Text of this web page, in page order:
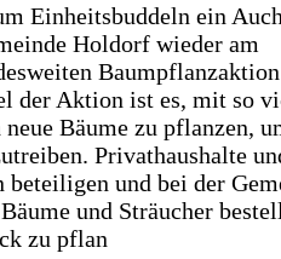
Einheitsbuddeln ein
Holdorf wieder am
der Aktion ist es, mit so
Bäume zu pflanzen,
Privathaushalte
und bei der
und Sträucher
zu pflan